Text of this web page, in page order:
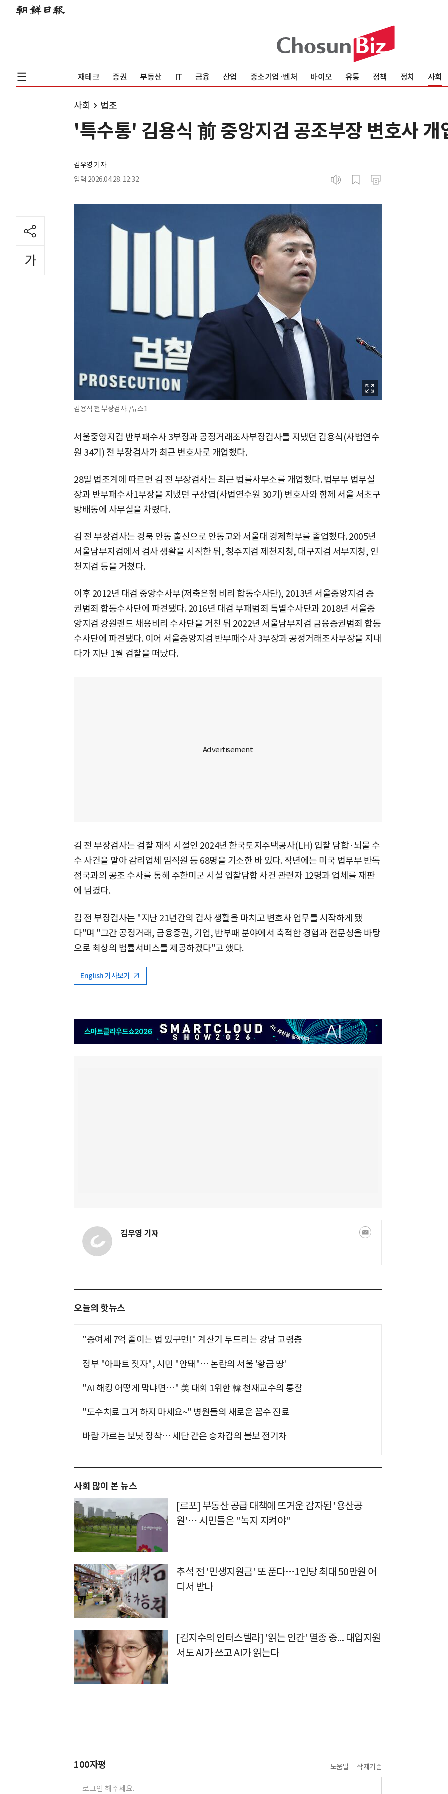
재테크 증권 부동산 IT 금융 산업 중소기업·벤처 바이오 유통 정책 정치 사회
사회 법조
'특수통' 김용식 前 중앙지검 공조부장 변호사 개
김우영 기자
입력 2026.04.28. 12:32
김용식 전 부장검사. /뉴스1
서울중앙지검 반부패수사 3부장과 공정거래조사부장검사를 지냈던 김용식(사법연수
원 34기) 전 부장검사가 최근 변호사로 개업했다.
28일 법조계에 따르면 김 전 부장검사는 최근 법률사무소를 개업했다. 법무부 법무실
장과 반부패수사1부장을 지냈던 구상엽(사법연수원 30기) 변호사와 함께 서울 서초구
방배동에 사무실을 차렸다.
김 전 부장검사는 경북 안동 출신으로 안동고와 서울대 경제학부를 졸업했다. 2005년
서울남부지검에서 검사 생활을 시작한 뒤, 청주지검 제천지청, 대구지검 서부지청, 인
천지검 등을 거쳤다.
이후 2012년 대검 중앙수사부(저축은행 비리 합동수사단), 2013년 서울중앙지검 증
권범죄 합동수사단에 파견됐다. 2016년 대검 부패범죄 특별수사단과 2018년 서울중
앙지검 강원랜드 채용비리 수사단을 거친 뒤 2022년 서울남부지검 금융증권범죄 합동
수사단에 파견됐다. 이어 서울중앙지검 반부패수사 3부장과 공정거래조사부장을 지내
다가 지난 1월 검찰을 떠났다.
김 전 부장검사는 검찰 재직 시절인 2024년 한국토지주택공사(LH) 입찰 담합·뇌물 수
수 사건을 맡아 감리업체 임직원 등 68명을 기소한 바 있다. 작년에는 미국 법무부 반독
점국과의 공조 수사를 통해 주한미군 시설 입찰담합 사건 관련자 12명과 업체를 재판
에 넘겼다.
김 전 부장검사는 "지난 21년간의 검사 생활을 마치고 변호사 업무를 시작하게 됐
다"며 "그간 공정거래, 금융증권, 기업, 반부패 분야에서 축적한 경험과 전문성을 바탕
으로 최상의 법률서비스를 제공하겠다"고 했다.
English 기사보기
김우영 기자
오늘의 핫뉴스
"증여세 7억 줄이는 법 있구먼!" 계산기 두드리는 강남 고령층
정부 "아파트 짓자", 시민 "안돼"… 논란의 서울 '황금 땅'
"AI 해킹 어떻게 막냐면…" 美 대회 1위한 韓 천재교수의 통찰
"도수치료 그거 하지 마세요~" 병원들의 새로운 꼼수 진료
바람 가르는 보닛 장착… 세단 같은 승차감의 볼보 전기차
사회 많이 본 뉴스
[르포] 부동산 공급 대책에 뜨거운 감자된 '용산공
원'… 시민들은 "녹지 지켜야"
추석 전 '민생지원금' 또 푼다…1인당 최대 50만원 어
디서 받나
[김지수의 인터스텔라] '읽는 인간' 멸종 중... 대입지원
서도 AI가 쓰고 AI가 읽는다
100자평 도움말 삭제기준